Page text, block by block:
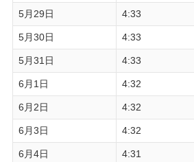
5月29日 4:33
5月30日 4:33
5月31日 4:33
6月1日 4:32
6月2日 4:32
6月3日 4:32
6月4日 4:31